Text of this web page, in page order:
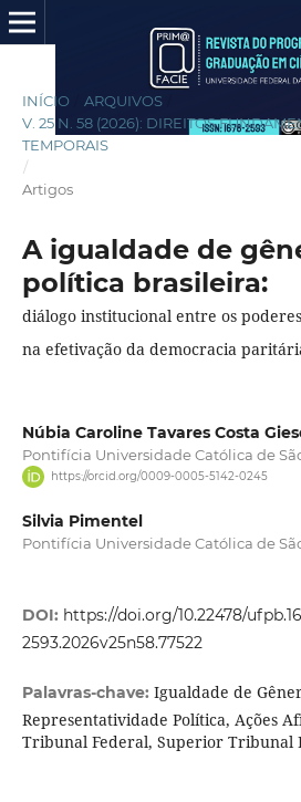
INÍCIO ARQUIVOS
V. 25 N. 58 (2026): DIREITOS
TEMPORAIS
/
Artigos
A igualdade de
política brasileira:
diálogo institucional entre os
na efetivação da democracia
Núbia Caroline Tavares Costa
Pontifícia Universidade Católica de
https://orcid.org/0009-0005-5142-0245
Silvia Pimentel
Pontifícia Universidade Católica de
DOI: https://doi.org/10.22478/
2593.2026v25n58.77522
Palavras-chave: Igualdade de
Representatividade Política, Ações
Tribunal Federal, Superior Tribunal